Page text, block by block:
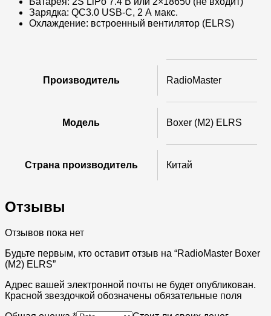
Зарядка: QC3.0 USB-C, 2 А макс.​
Охлаждение: встроенный вентилятор (ELRS)​
Производитель RadioMaster
Модель Boxer (M2) ELRS
Страна производитель Китай
Отзывы
Отзывов пока нет
Будьте первым, кто оставит отзыв на “RadioMaster Boxer
(M2) ELRS”
Адрес вашей электронной почты не будет опубликован.
Красной звездочкой обозначены обязательные поля